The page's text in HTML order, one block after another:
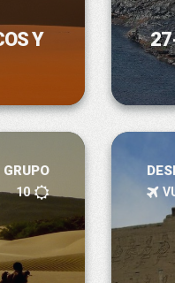
Y
GRUPO
10